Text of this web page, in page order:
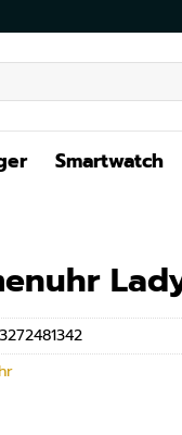
Smartwatch